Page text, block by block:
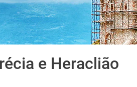
e Heraclião